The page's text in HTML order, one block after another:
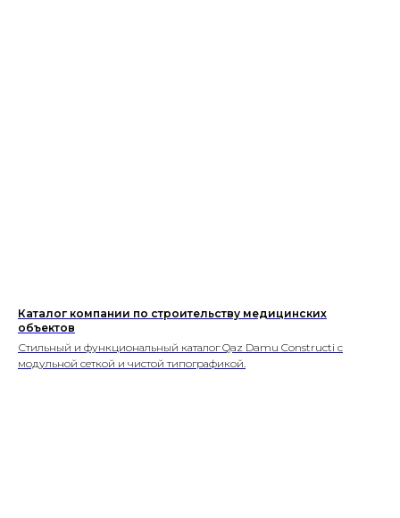
Каталог компании по строительству медицинских
объектов
Стильный и функциональный каталог Qaz Damu Constructi с
модульной сеткой и чистой типографикой.